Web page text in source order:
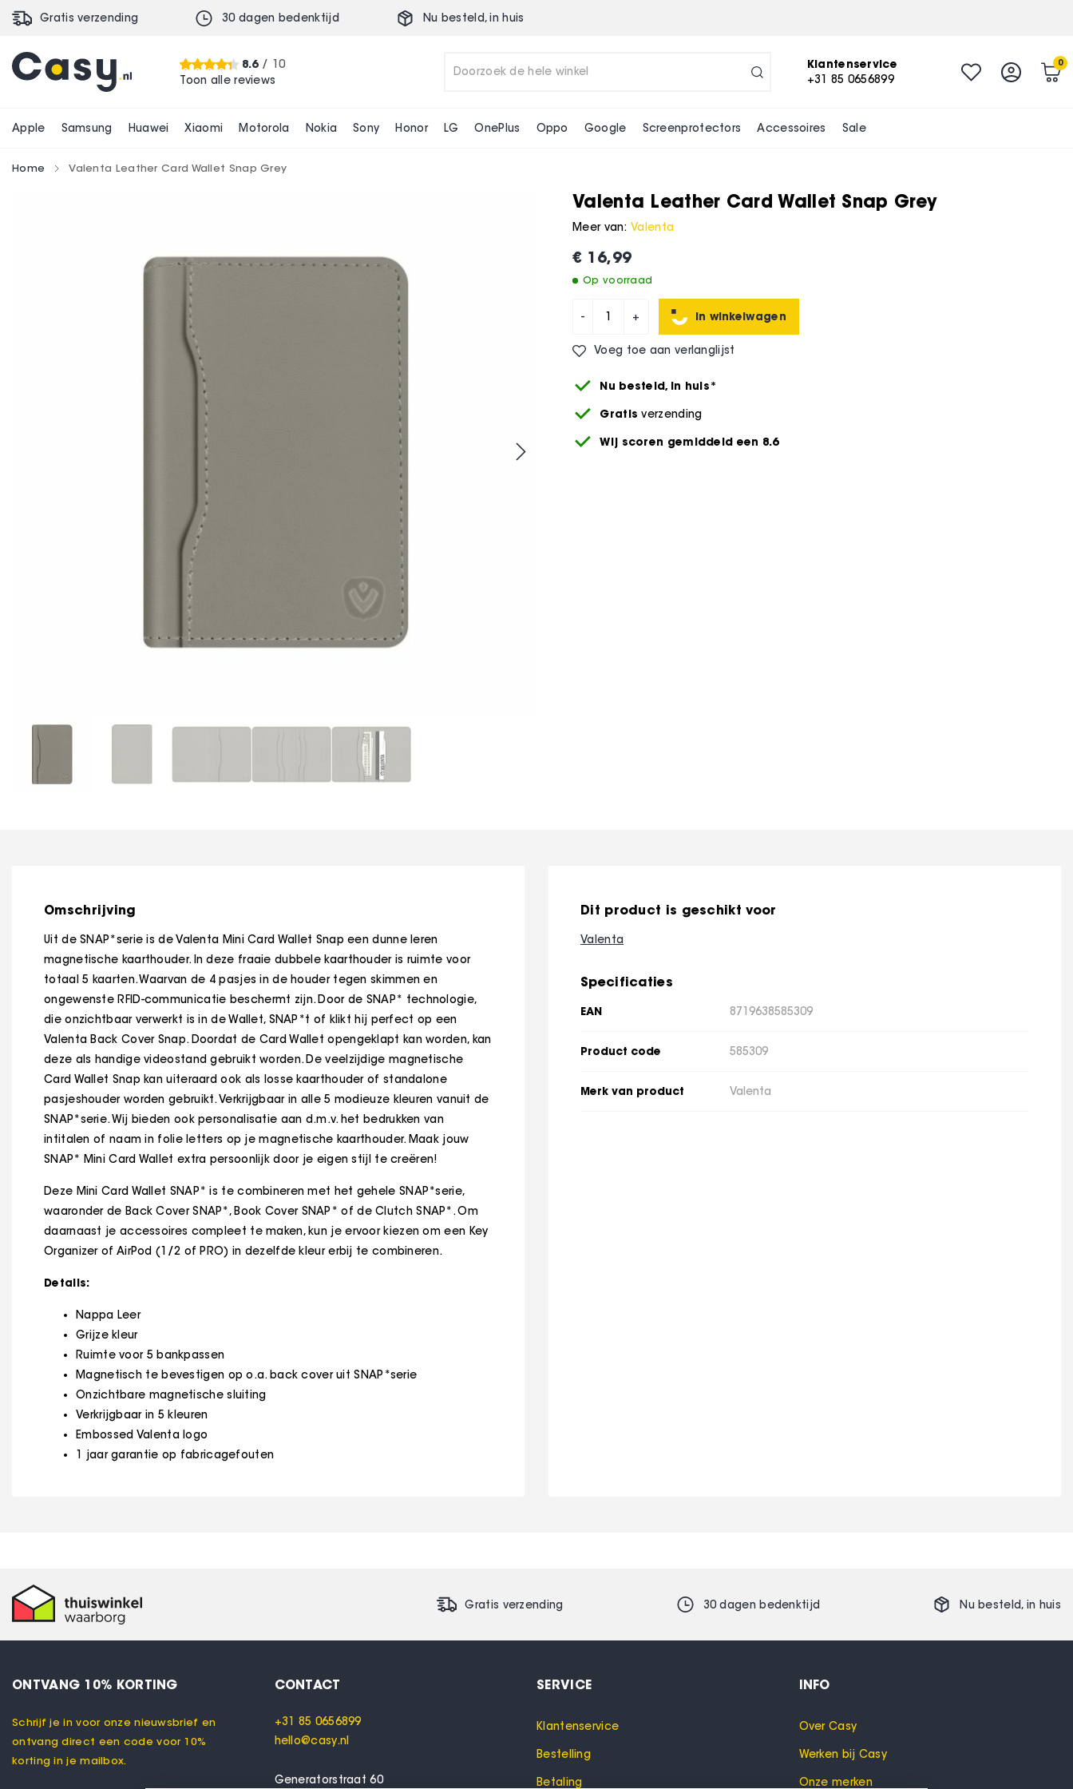
Gratis verzending 30 dagen bedenktijd Nu besteld,in huis
Klantenservice
+31 85 0656899
8.6/ 10
Toon alle reviews
0
Apple Samsung Huawei Xiaomi Motorola Nokia Sony Honor LG OnePlus Oppo Google Screenprotectors Accessoires Sale
Home Valenta Leather Card Wallet Snap Grey
Valenta Leather Card Wallet Snap Grey
€ 16,99
Op voorraad
Valenta Leather Card Wallet Snap Grey
- + In winkelwagen
Voeg toe aan verlanglijst
Meer van: Valenta
Nu besteld, in huis*
Gratis verzending
Wij scoren gemiddeld een 8.6
Omschrijving
Uit de SNAP*serie is de Valenta Mini Card Wallet Snap een dunne leren
magnetische kaarthouder. In deze fraaie dubbele kaarthouder is ruimte voor
totaal 5 kaarten. Waarvan de 4 pasjes in de houder tegen skimmen en
ongewenste RFID-communicatie beschermt zijn. Door de SNAP* technologie,
die onzichtbaar verwerkt is in de Wallet, SNAP*t of klikt hij perfect op een
Valenta Back Cover Snap. Doordat de Card Wallet opengeklapt kan worden, kan
deze als handige videostand gebruikt worden. De veelzijdige magnetische
Card Wallet Snap kan uiteraard ook als losse kaarthouder of standalone
pasjeshouder worden gebruikt. Verkrijgbaar in alle 5 modieuze kleuren vanuit de
SNAP*serie. Wij bieden ook personalisatie aan d.m.v. het bedrukken van
intitalen of naam in folie letters op je magnetische kaarthouder. Maak jouw
SNAP* Mini Card Wallet extra persoonlijk door je eigen stijl te creëren!
Deze Mini Card Wallet SNAP* is te combineren met het gehele SNAP*serie,
waaronder de Back Cover SNAP*, Book Cover SNAP* of de Clutch SNAP*. Om
daarnaast je accessoires compleet te maken, kun je ervoor kiezen om een Key
Organizer of AirPod (1/2 of PRO) in dezelfde kleur erbij te combineren.
Details:
Nappa Leer
Grijze kleur
Ruimte voor 5 bankpassen
Magnetisch te bevestigen op o.a. back cover uit SNAP*serie
Onzichtbare magnetische sluiting
Verkrijgbaar in 5 kleuren
Embossed Valenta logo
1 jaar garantie op fabricagefouten
Dit product is geschikt voor
Valenta
Specificaties
EAN 8719638585309
Product code 585309
Merk van product Valenta
Gratis verzending 30 dagen bedenktijd Nu besteld, in huis
ONTVANG 10% KORTING
Schrijf je in voor onze nieuwsbrief en
ontvang direct een code voor 10%
korting in je mailbox.
CONTACT
+31 85 0656899
hello@casy.nl
Generatorstraat 60
SERVICE
Klantenservice
Bestelling
Betaling
INFO
Over Casy
Werken bij Casy
Onze merken